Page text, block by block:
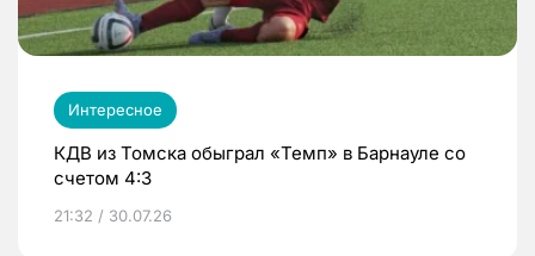
Интересное
КДВ из Томска обыграл «Темп» в Барнауле со
счетом 4:3
21:32 / 30.07.26